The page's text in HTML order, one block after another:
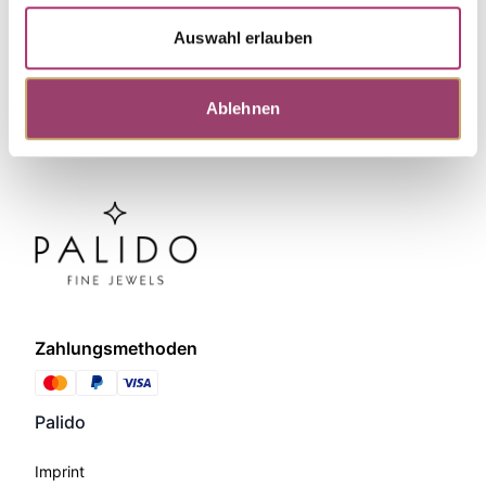
Auswahl erlauben
Ablehnen
Zahlungsmethoden
Palido
Imprint